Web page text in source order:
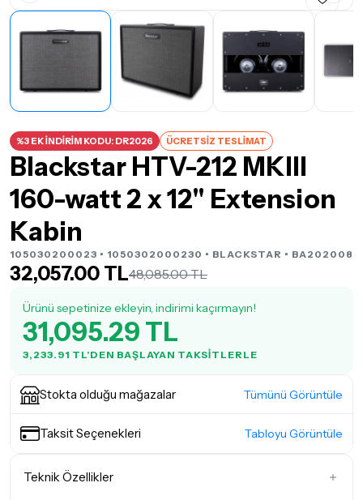
%3 EK İNDİRİM KODU: DR2026 ÜCRETSİZ TESLİMAT
Blackstar HTV-212 MKIII
160-watt 2 x 12" Extension
Kabin
105030200023 • 1050302000230 • BLACKSTAR • BA202008
32,057.00 TL48,085.00 TL
Ürünü sepetinize ekleyin, indirimi kaçırmayın!
31,095.29 TL
3,233.91 TL'DEN BAŞLAYAN TAKSITLERLE
Stokta olduğu mağazalar Tümünü Görüntüle
Taksit Seçenekleri Tabloyu Görüntüle
Teknik Özellikler